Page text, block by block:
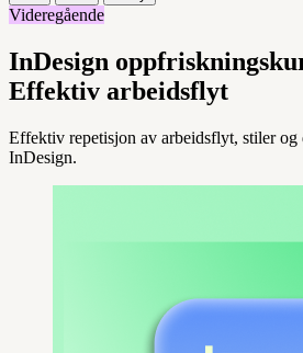
Videregående
InDesign
Effektiv arbeidsflyt
Effektiv repetisjon av arbeidsflyt, stiler og
InDesign.